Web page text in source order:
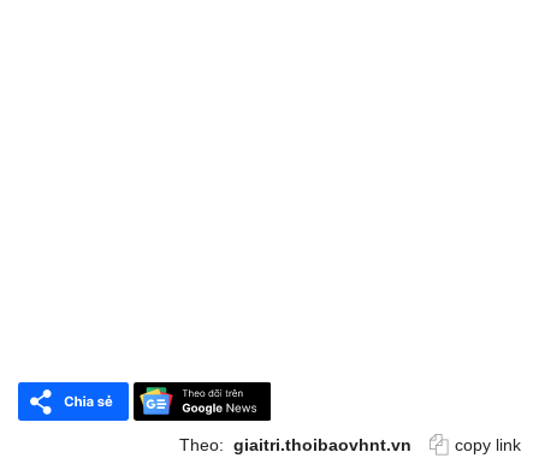
Theo: giaitri.thoibaovhnt.vn copy link